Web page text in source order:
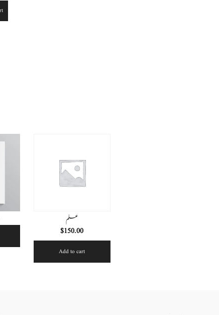
علم
$150.00
Add to cart